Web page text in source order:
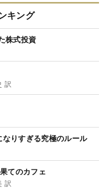
キング
株式投資
訳
りすぎる究極のルール
てのカフェ
訳